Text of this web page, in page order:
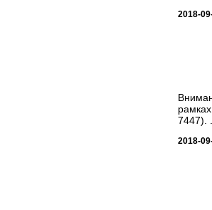
2018-
7447). ...
2018-